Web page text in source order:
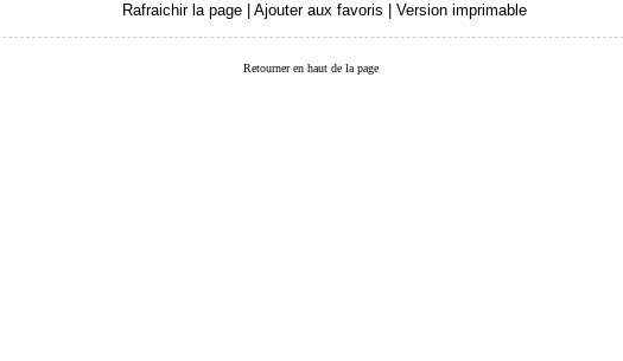
Rafraichir la page Ajouter aux favoris Version imprimable
Retourner en haut de la page